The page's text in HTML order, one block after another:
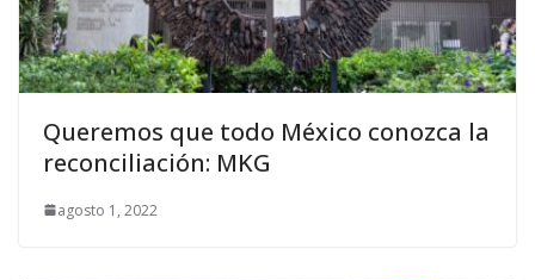
Queremos que todo México conozca la
reconciliación: MKG
agosto 1, 2022